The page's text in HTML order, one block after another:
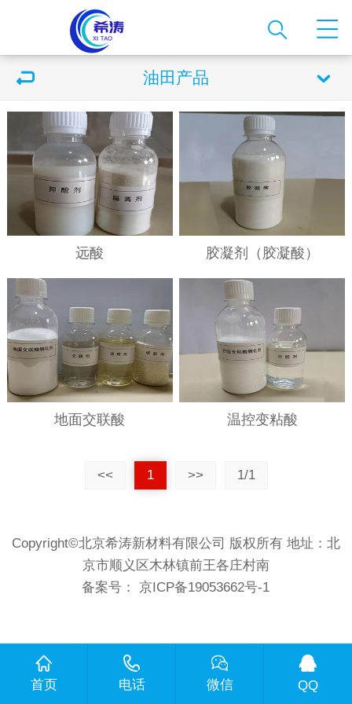
油田产品
远酸 胶凝剂（胶凝酸）
地面交联酸 温控变粘酸
<< 1 >> 1/1
Copyright©北京希涛新材料有限公司 版权所有 地址：北
京市顺义区木林镇前王各庄村南
备案号： 京ICP备19053662号-1
首页 电话 微信 QQ